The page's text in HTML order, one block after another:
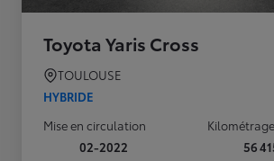
Toyota Yaris Cross
TOULOUSE
HYBRIDE
Mise en circulation
02-2022
Kilométrage
56